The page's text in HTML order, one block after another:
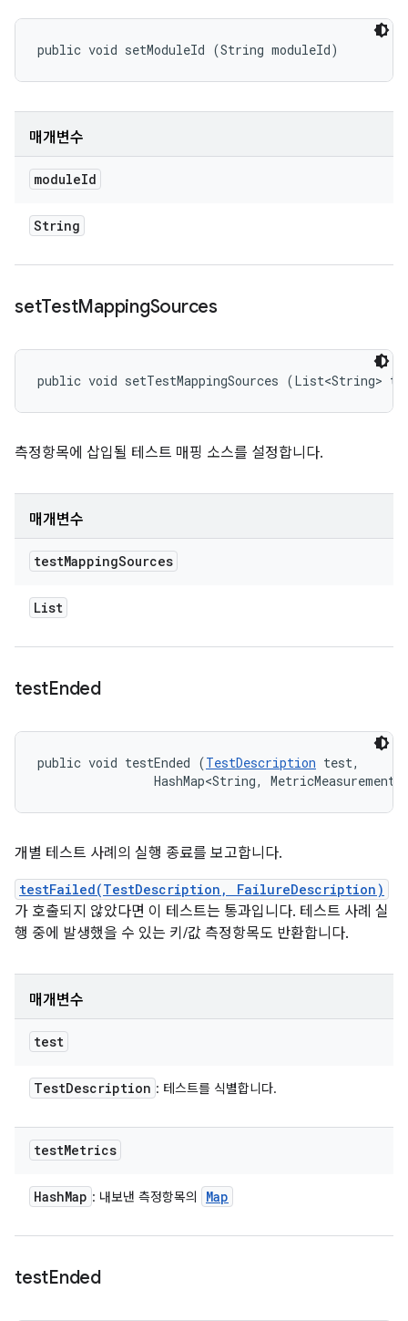
public void setModuleId (String moduleId)
매개변수
moduleId
String
setTestMappingSources
public void setTestMappingSources (List<String>
측정항목에 삽입될 테스트 매핑 소스를 설정합니다.
매개변수
testMappingSources
List
testEnded
public void testEnded (TestDescription test,
HashMap<String,
개별 테스트 사례의 실행 종료를 보고합니다.
testFailed(TestDescription, FailureDescription)
가 호출되지 않았다면 이 테스트는 통과입니다. 테스트 사례 실
행 중에 발생했을 수 있는 키/값 측정항목도 반환합니다.
매개변수
test
TestDescription : 테스트를 식별합니다.
testMetrics
HashMap : 내보낸 측정항목의 Map
testEnded